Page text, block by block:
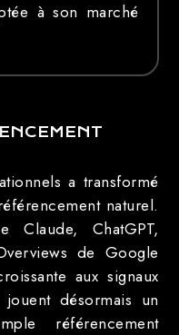
à son marché
a transformé
naturel.
Claude, ChatGPT,
de Google
aux signaux
désormais un
référencement